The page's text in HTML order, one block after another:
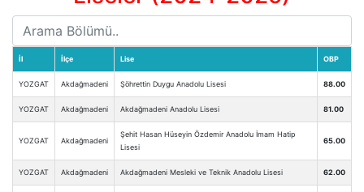
İl İlçe Lise OBP
YOZGAT Akdağmadeni Şöhrettin Duygu Anadolu Lisesi 88.00
YOZGAT Akdağmadeni Akdağmadeni Anadolu Lisesi 81.00
YOZGAT Akdağmadeni
Şehit Hasan Hüseyin Özdemir Anadolu İmam Hatip
Lisesi
65.00
YOZGAT Akdağmadeni Akdağmadeni Mesleki ve Teknik Anadolu Lisesi 62.00